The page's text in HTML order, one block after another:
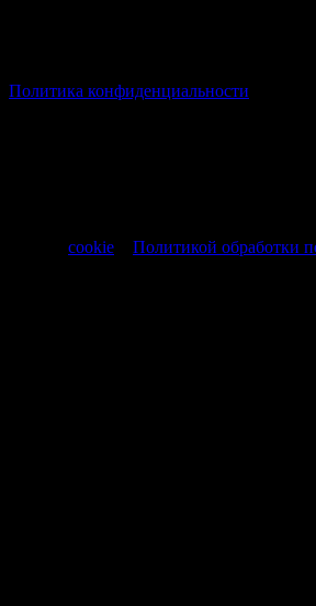
Политика конфиденциальности
cookie Политикой обработки